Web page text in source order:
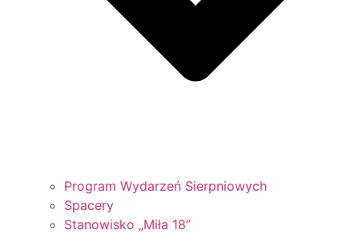
Program Wydarzeń Sierpniowych
Spacery
Stanowisko „Miła 18”